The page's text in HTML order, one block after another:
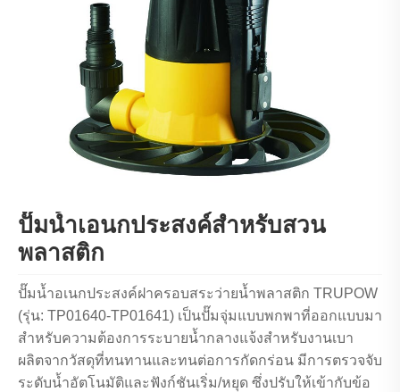
ปั๊มน้ำเอนกประสงค์สำหรับสวน
พลาสติก
ปั๊มน้ำอเนกประสงค์ฝาครอบสระว่ายน้ำพลาสติก TRUPOW
(รุ่น: TP01640-TP01641) เป็นปั๊มจุ่มแบบพกพาที่ออกแบบมา
สำหรับความต้องการระบายน้ำกลางแจ้งสำหรับงานเบา
ผลิตจากวัสดุที่ทนทานและทนต่อการกัดกร่อน มีการตรวจจับ
ระดับน้ำอัตโนมัติและฟังก์ชันเริ่ม/หยุด ซึ่งปรับให้เข้ากับข้อ